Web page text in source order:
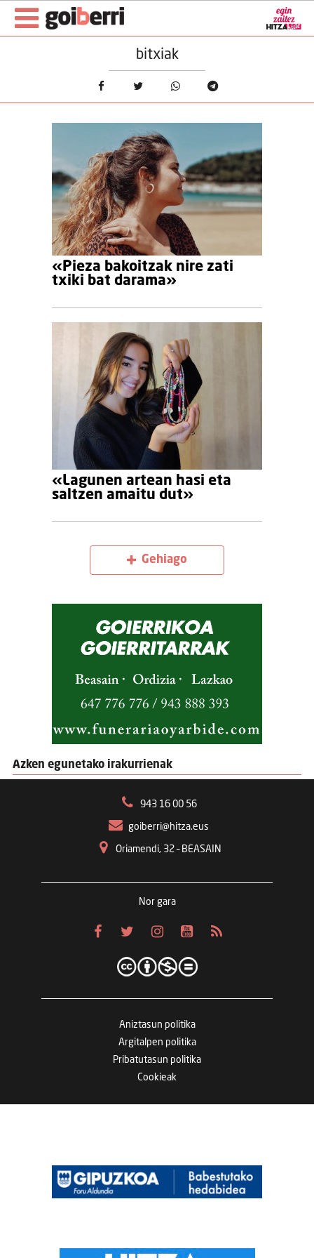
bitxiak
«Pieza bakoitzak nire zati
txiki bat darama»
«Lagunen artean hasi eta
saltzen amaitu dut»
Gehiago
Azken egunetako irakurrienak
943 16 00 56
goiberri@hitza.eus
Oriamendi, 32 – BEASAIN
Nor gara
Aniztasun politika
Argitalpen politika
Pribatutasun politika
Cookieak